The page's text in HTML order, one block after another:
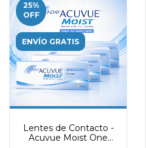
25%
OFF
ENVÍO GRATIS
Lentes de Contacto -
Acuvue Moist One